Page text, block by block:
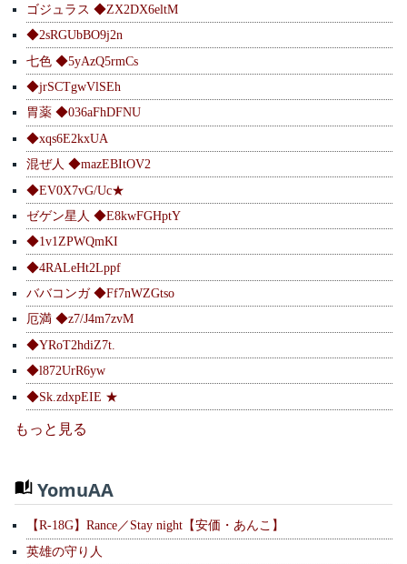
ゴジュラス ◆ZX2DX6eltM
◆2sRGUbBO9j2n
七色 ◆5yAzQ5rmCs
◆jrSCTgwVlSEh
胃薬 ◆036aFhDFNU
◆xqs6E2kxUA
混ぜ人 ◆mazEBItOV2
◆EV0X7vG/Uc★
ゼゲン星人 ◆E8kwFGHptY
◆1v1ZPWQmKI
◆4RALeHt2Lppf
ババコンガ ◆Ff7nWZGtso
厄満 ◆z7/J4m7zvM
◆YRoT2hdiZ7t.
◆l872UrR6yw
◆Sk.zdxpEIE ★
もっと見る
YomuAA
【R-18G】Rance／Stay night【安価・あんこ】
英雄の守り人